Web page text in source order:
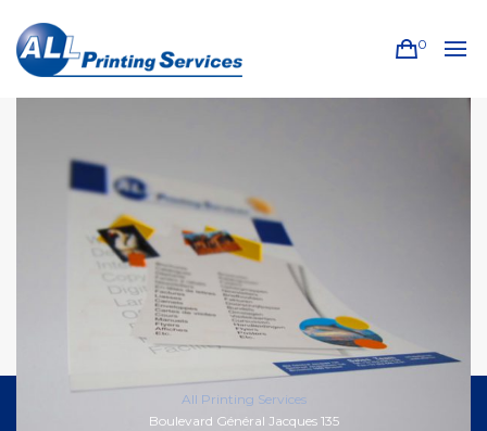
0
All Printing Services
Boulevard Général Jacques 135